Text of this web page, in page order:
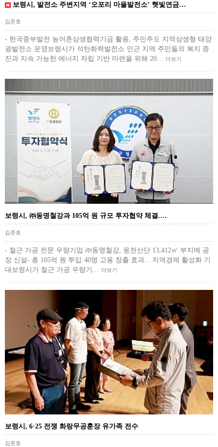
보령시, 발전소 주변지역 ‘오포리 마을발전소’ 햇빛연금…
김준호
- 한국중부발전 농어촌상생협력기금 활용, 주민주도 지역상생형 태양
광발전소 운영보령시가 석탄화력발전소 인근 지역 주민들의 복지 증
진과 지속 가능한 에너지 자립 기반 마련을 위해 20…
더보기
보령시, ㈜동명철강과 105억 원 규모 투자협약 체결.…
김준호
- 철근 가공 전문 우량기업 ㈜동명철강, 웅천산단 13,412㎡ 부지에 공
장 신설- 총 105억 원 투입·40명 고용 창출 효과... 지역경제 활성화 기
대보령시가 철근 가공 우량기…
더보기
보령시, 6·25 전쟁 화랑무공훈장 유가족 전수
김준호